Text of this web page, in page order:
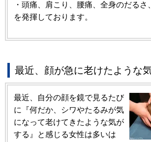
・頭痛、肩こり、腰痛、全身のだる
を発揮しております。
最近、顔が急に老けたような気
最近、自分の顔を鏡で見るたび
に『何だか、シワやたるみが気
になって老けてきたような気が
する』と感じる女性は多いは